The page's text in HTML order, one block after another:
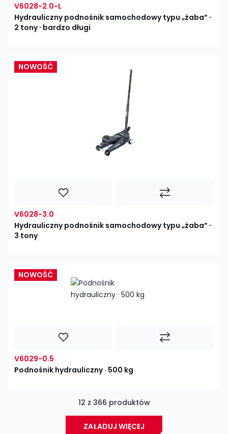
V6028-2.0-L
Hydrauliczny podnośnik samochodowy typu „żaba” ∙
2 tony ∙ bardzo długi
NOWOŚĆ
V6028-3.0
Hydrauliczny podnośnik samochodowy typu „żaba” ∙
3 tony
NOWOŚĆ
V6029-0.5
Podnośnik hydrauliczny · 500 kg
12 z 366 produktów
ZAŁADUJ WIĘCEJ